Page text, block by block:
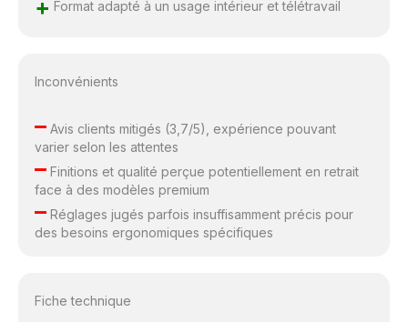
+ Format adapté à un usage intérieur et télétravail
Inconvénients
–Avis clients mitigés (3,7/5), expérience pouvant
varier selon les attentes
–Finitions et qualité perçue potentiellement en retrait
face à des modèles premium
–Réglages jugés parfois insuffisamment précis pour
des besoins ergonomiques spécifiques
Fiche technique